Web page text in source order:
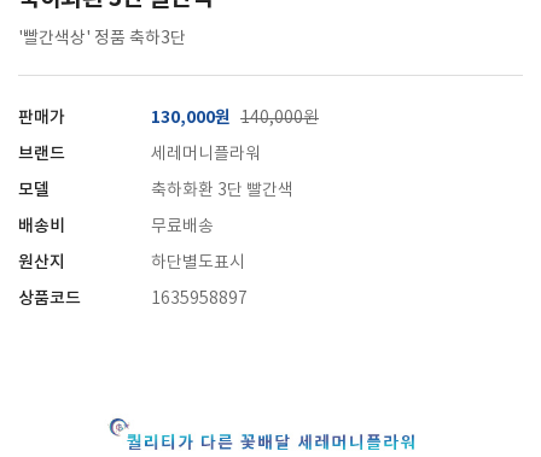
'빨간색상' 정품 축하3단
판매가 130,000원 140,000원
브랜드 세레머니플라워
모델 축하화환 3단 빨간색
배송비 무료배송
원산지 하단별도표시
상품코드 1635958897